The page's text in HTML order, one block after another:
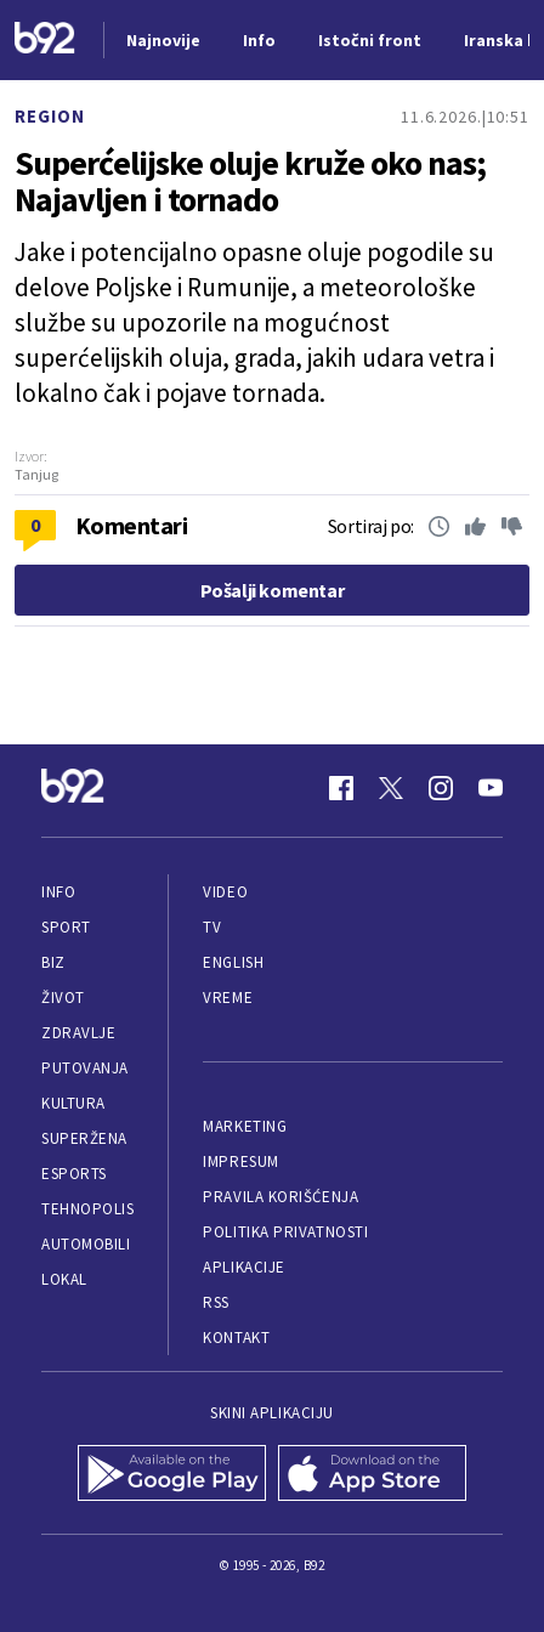
Najnovije Info Istočni front Iranska
REGION 11.6.2026. 10:51
Superćelijske oluje kruže oko nas;
Najavljen i tornado
Jake i potencijalno opasne oluje pogodile su
delove Poljske i Rumunije, a meteorološke
službe su upozorile na mogućnost
superćelijskih oluja, grada, jakih udara vetra i
lokalno čak i pojave tornada.
Izvor:
Tanjug
0 Komentari Sortiraj po:
Pošalji komentar
INFO
SPORT
BIZ
ŽIVOT
ZDRAVLJE
PUTOVANJA
KULTURA
SUPERŽENA
ESPORTS
TEHNOPOLIS
AUTOMOBILI
LOKAL
VIDEO
TV
ENGLISH
VREME
MARKETING
IMPRESUM
PRAVILA KORIŠĆENJA
POLITIKA PRIVATNOSTI
APLIKACIJE
RSS
KONTAKT
SKINI APLIKACIJU
© 1995 - 2026, B92